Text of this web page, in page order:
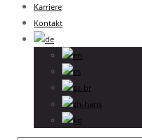
Karriere
Kontakt